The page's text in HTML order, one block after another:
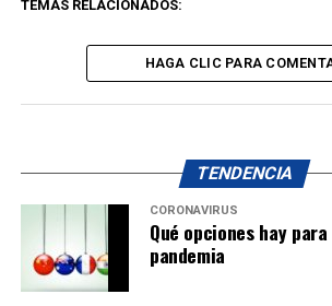
TEMAS RELACIONADOS:
HAGA CLIC PARA
TENDENCIA
CORONAVIRUS
Qué opciones hay
pandemia